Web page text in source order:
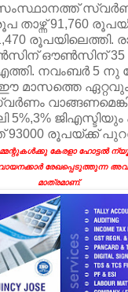
താഴ്ന്ന് 91,760
രൂപയിലെത്തി.
ഔൺസിന് 35
നവംബർ 5 നു
മാസത്തെ
ജിഎസ്ടിയും
93000 രൂപയ്ക്ക്
കേരളാ ഹോട്ടൽ
രേഖപ്പെടുത്തുന്ന
മാത്രമാണ്.